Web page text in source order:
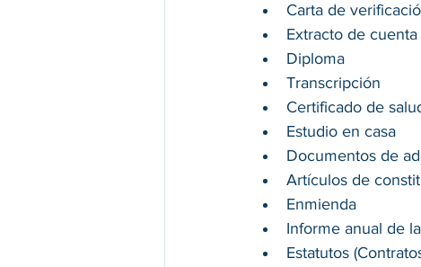
Carta de
Extracto de cuenta
Diploma
Transcripción
Certificado de
Estudio en casa
Documentos de
Artículos de
Enmienda
Informe anual de
Estatutos